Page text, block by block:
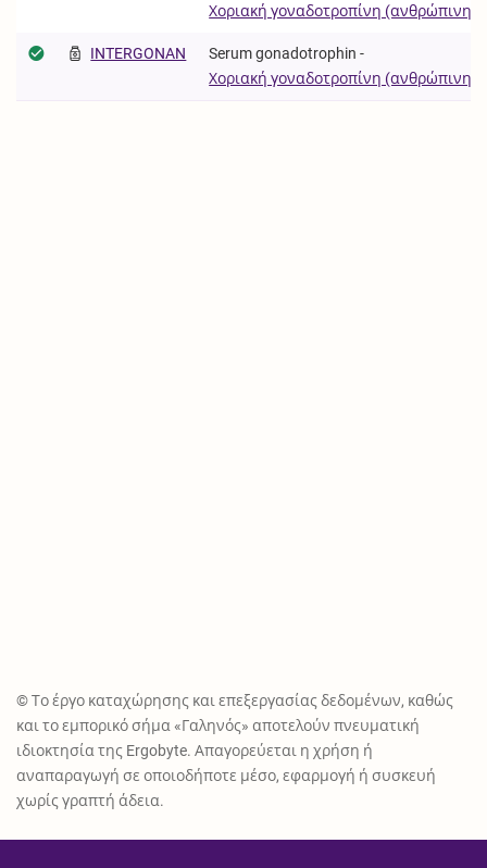
Χοριακή γοναδοτροπίνη (ανθρώπινη)
INTERGONAN
Serum gonadotrophin -
Χοριακή γοναδοτροπίνη (ανθρώπινη)
© Το έργο καταχώρησης και επεξεργασίας δεδομένων, καθώς
και το εμπορικό σήμα «Γαληνός» αποτελούν πνευματική
ιδιοκτησία της Ergobyte. Απαγορεύεται η χρήση ή
αναπαραγωγή σε οποιοδήποτε μέσο, εφαρμογή ή συσκευή
χωρίς γραπτή άδεια.